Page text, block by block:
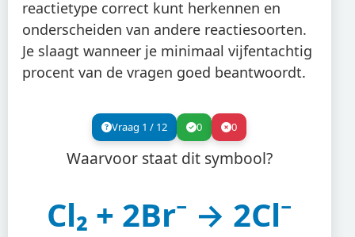
reactietype correct kunt herkennen en
onderscheiden van andere reactiesoorten.
Je slaagt wanneer je minimaal vijfentachtig
procent van de vragen goed beantwoordt.
Vraag 1 / 12 0 0
Waarvoor staat dit symbool?
Cl₂ + 2Br⁻ → 2Cl⁻